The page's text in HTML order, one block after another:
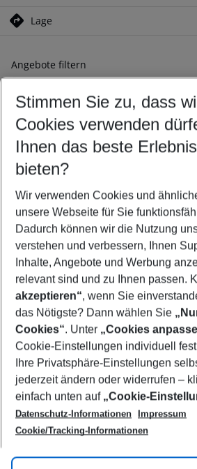
Lage
Angebote filtern
Ändern Sie Ihre Kriterien nach Ihren
Abflughafen wählen
Beliebiger Abflughafen
Reisezeitraum wählen
09.08.26– 07.08.27 5-8 Nächte
2 Erwachsene Keine Kinder
Mehr Filter
Footer
Footer navigation
Über uns
AGB
Cookie-Einstellungen ändern
Cookie-Richtlinie
Datenschutz
Service & Hilfe
Barrierefreies Reisen
Check-in
Flugbeschränkungen
Folgen Sie uns
Stimmen Sie zu, dass
Cookies verwenden
Ihnen das beste
bieten?
Wir verwenden Cookies und
unsere Webseite für Sie
Dadurch können wir die Nutzung
verstehen und verbessern, Ihnen
Inhalte, Angebote und Werbung
relevant sind und zu Ihnen passen.
akzeptieren“, wenn Sie
das Nötigste? Dann wählen Sie
Cookies“. Unter „Cookies
Cookie-Einstellungen individuell
Ihre Privatsphäre-Einstellungen
jederzeit ändern oder widerrufen –
einfach unten auf „Cookie-
Datenschutz-Informationen
Impressum
Cookie/Tracking-Informationen